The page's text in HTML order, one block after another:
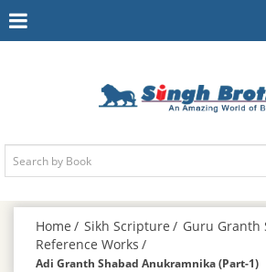
Toggle
Home Sikh Scripture
Guru Granth
Reference Works
Adi Granth Shabad Anukramnika (Part-1)